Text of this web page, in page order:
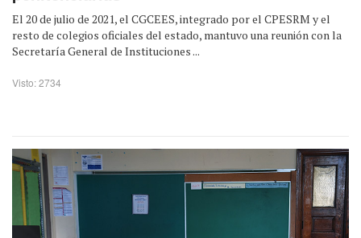
El 20 de julio de 2021, el CGCEES, integrado por el CPESRM y el
resto de colegios oficiales del estado, mantuvo una reunión con la
Secretaría General de Instituciones ...
Visto: 2734